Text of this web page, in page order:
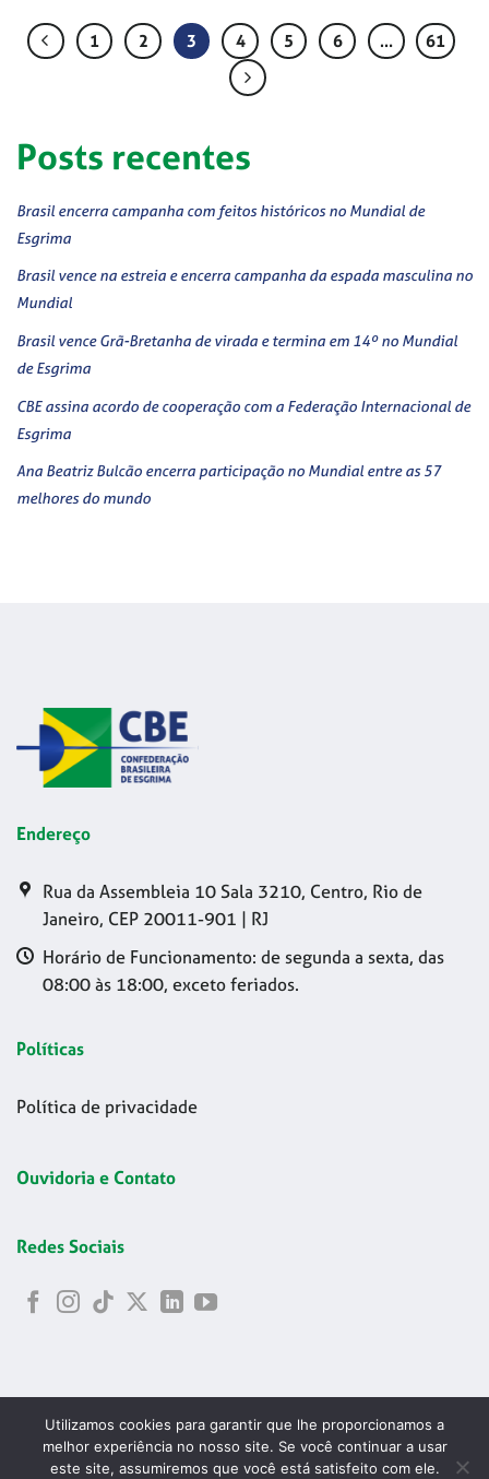
1 2 3 4 5 6 … 61
Posts recentes
Brasil encerra campanha com feitos históricos no Mundial de
Esgrima
Brasil vence na estreia e encerra campanha da espada masculina no
Mundial
Brasil vence Grã-Bretanha de virada e termina em 14º no Mundial
de Esgrima
CBE assina acordo de cooperação com a Federação Internacional de
Esgrima
Ana Beatriz Bulcão encerra participação no Mundial entre as 57
melhores do mundo
Endereço
Rua da Assembleia 10 Sala 3210, Centro, Rio de
Janeiro, CEP 20011-901 | RJ
Horário de Funcionamento: de segunda a sexta, das
08:00 às 18:00, exceto feriados.
Políticas
Política de privacidade
Ouvidoria e Contato
Redes Sociais
Utilizamos cookies para garantir que lhe proporcionamos a
melhor experiência no nosso site. Se você continuar a usar
este site, assumiremos que você está satisfeito com ele.